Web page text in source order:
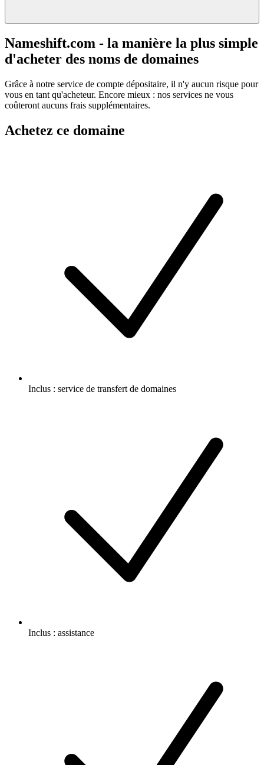
Nameshift.com - la manière la plus simple
d'acheter des noms de domaines
Grâce à notre service de compte dépositaire, il n'y aucun risque pour
vous en tant qu'acheteur. Encore mieux : nos services ne vous
coûteront aucuns frais supplémentaires.
Achetez ce domaine
Inclus : service de transfert de domaines
Inclus : assistance